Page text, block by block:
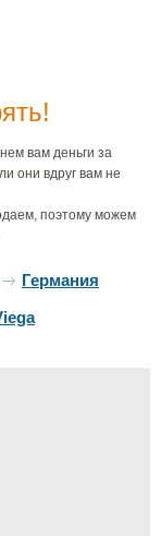
вам деньги за
они вдруг вам не
поэтому можем
Германия